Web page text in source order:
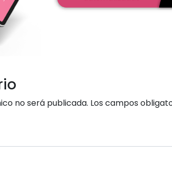
no será publicada. Los campos